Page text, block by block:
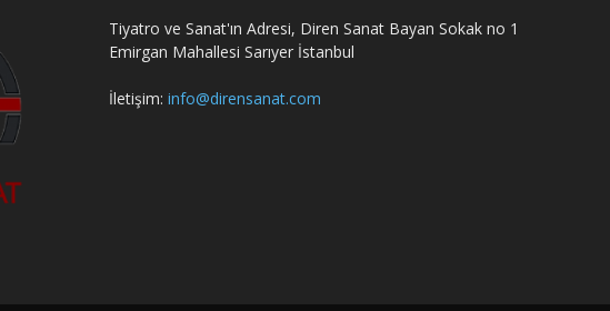
Tiyatro ve Sanat'ın Adresi, Diren Sanat Bayan Sokak no 1
Emirgan Mahallesi Sarıyer İstanbul
İletişim: info@dirensanat.com